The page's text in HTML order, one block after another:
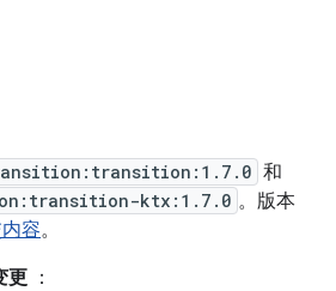
和
ktx:1.7.0 。版本
容。
更 ：